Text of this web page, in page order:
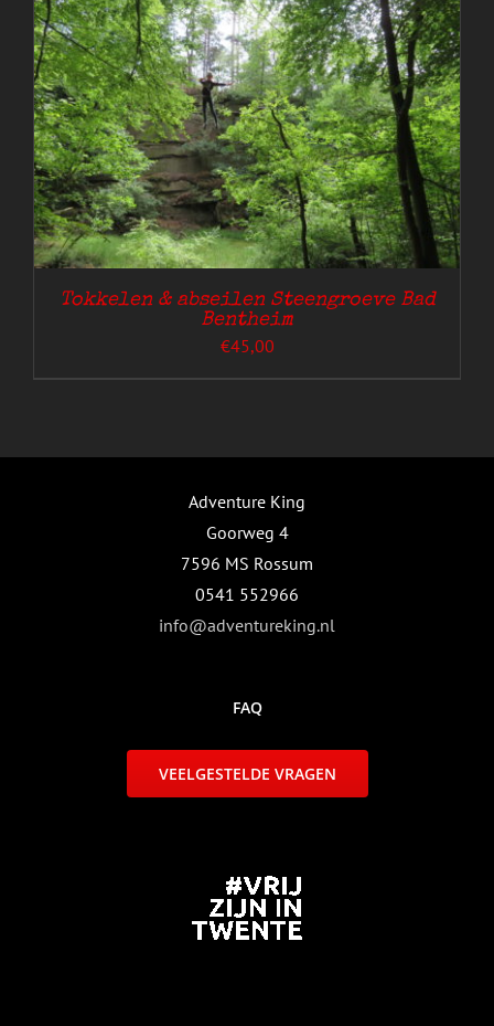
Tokkelen & abseilen Steengroeve Bad
Bentheim
€45,00
Adventure King
Goorweg 4
7596 MS Rossum
0541 552966
info@adventureking.nl
FAQ
VEELGESTELDE VRAGEN